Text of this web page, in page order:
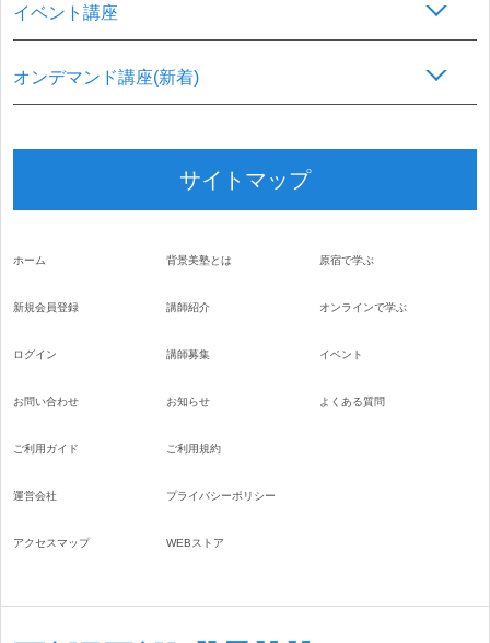
イベント講座
オンデマンド講座(新着)
サイトマップ
ホーム
新規会員登録
ログイン
お問い合わせ
背景美塾とは
講師紹介
講師募集
お知らせ
原宿で学ぶ
オンラインで学ぶ
イベント
よくある質問
ご利用ガイド
運営会社
アクセスマップ
ご利用規約
プライバシーポリシー
WEBストア